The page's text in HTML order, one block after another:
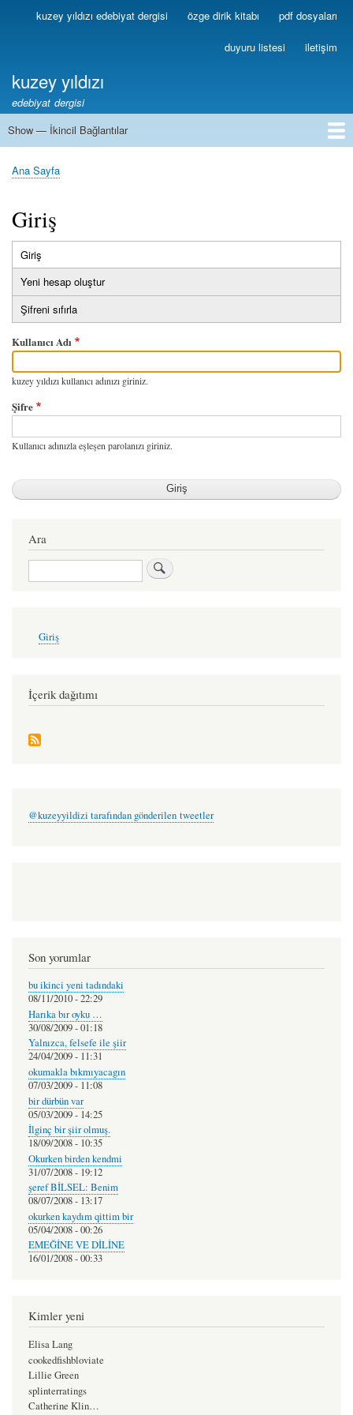
Ana
içeriğe
Birincilkuzey yıldızı edebiyat dergisi özge dirik kitabı pdf dosyaları
duyuru listesi iletişim
kuzey yıldızı
edebiyat dergisi
İkincil
Show — İkincil Bağlantılar
1
2
3
4
5
6
7
8
9
10
11
12
13
Sayfa
Ana Sayfa
Giriş
Birincil
sekmeler
Giriş
sekme)
Yeni hesap oluştur
Şifreni sıfırla
Kullanıcı Adı
kuzey yıldızı kullanıcı adınızı giriniz.
Şifre
Kullanıcı adınızla eşleşen parolanızı giriniz.
Ara
Ara
account
Giriş
İçerik dağıtımı
@kuzeyyildizi tarafından gönderilen tweetler
Son yorumlar
bu ikinci yeni tadındaki
08/11/2010 - 22:29
Harıka bır oyku …
30/08/2009 - 01:18
Yalnızca, felsefe ile şiir
24/04/2009 - 11:31
okumakla bıkmıyacagın
07/03/2009 - 11:08
bir dürbün var
05/03/2009 - 14:25
İlginç bir şiir olmuş.
18/09/2008 - 10:35
Okurken birden kendmi
31/07/2008 - 19:12
şeref BİLSEL: Benim
08/07/2008 - 13:17
okurken kaydım qittim bir
05/04/2008 - 00:26
EMEĞİNE VE DİLİNE
16/01/2008 - 00:33
Kimler yeni
Elisa Lang
cookedfishbloviate
Lillie Green
splinterratings
Catherine Klin…